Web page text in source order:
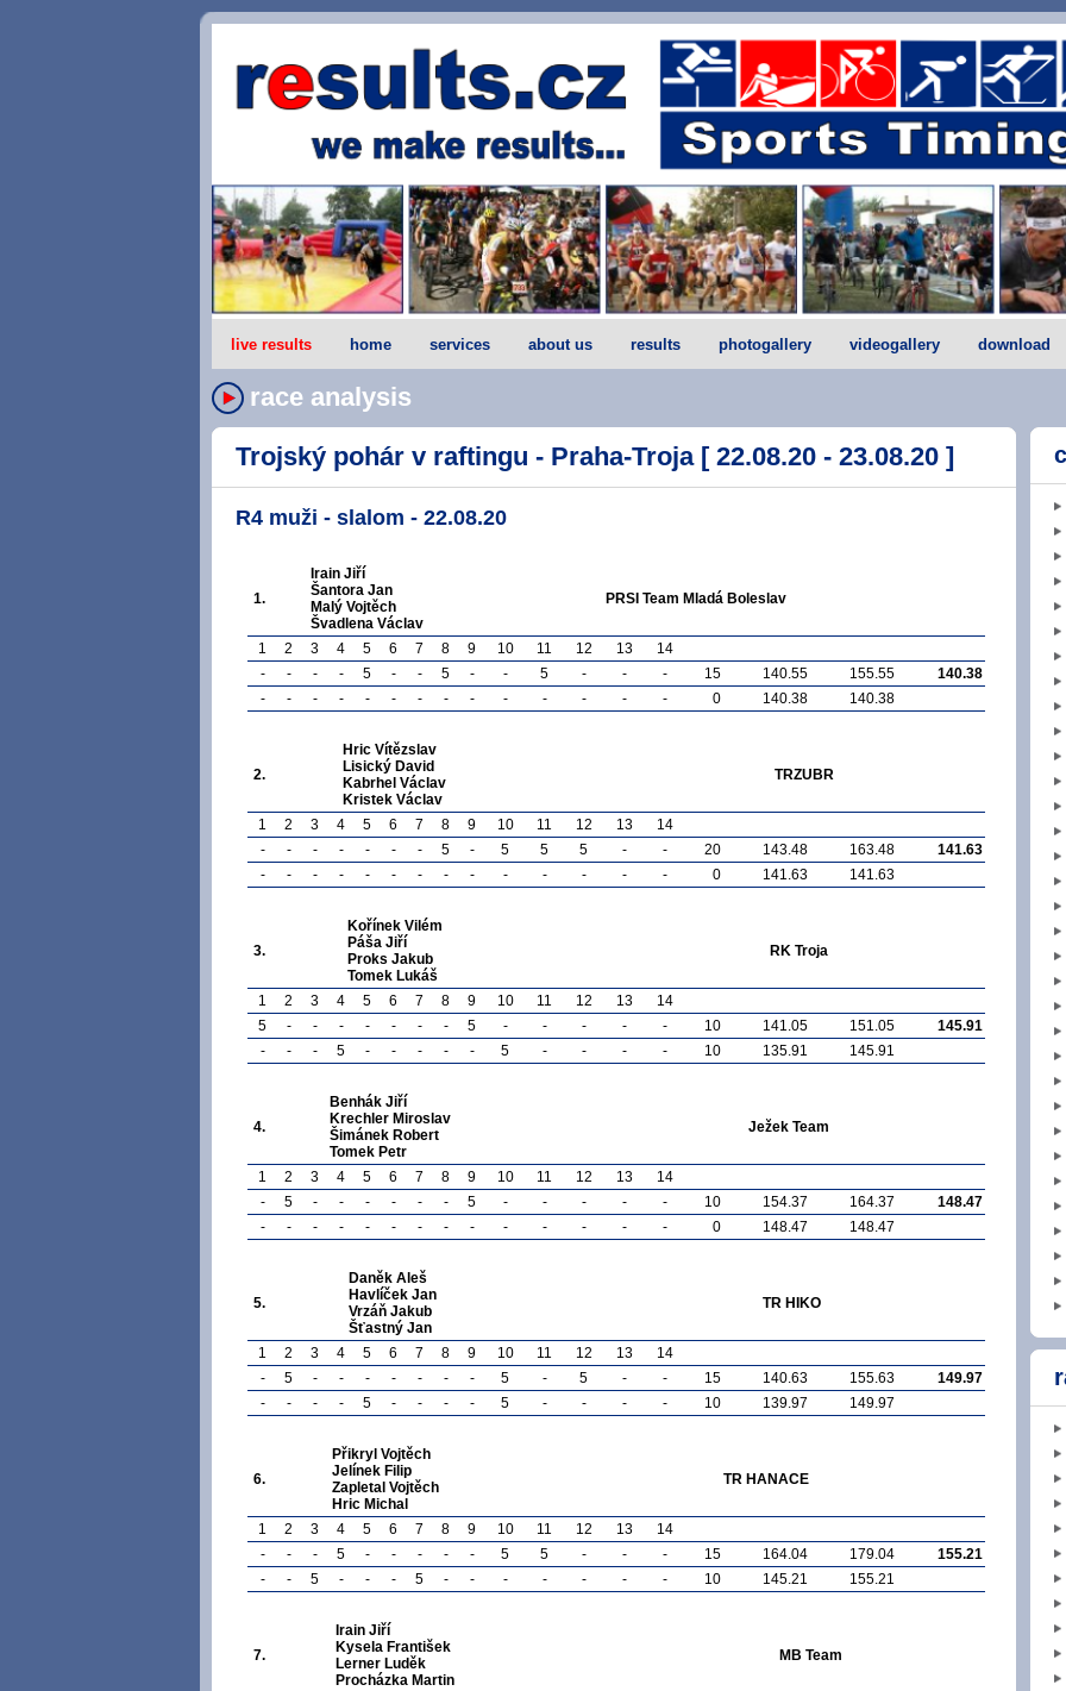
live results home services about us results photogallery videogallery download
race analysis
Trojský pohár v raftingu - Praha-Troja [ 22.08.20 - 23.08.20 ]
R4 muži - slalom - 22.08.20
1.
Irain Jiří
Šantora Jan
Malý Vojtěch
Švadlena Václav
PRSI Team Mladá Boleslav
1 2 3 4 5 6 7 8 9 10 11 12 13
14
-
- - - 5 - - 5 - - 5 - - - 15 140.55 155.55
140.38
-
- - - - - - - - - - - - - 0 140.38 140.38
2.
Hric Vítězslav
Lisický David
Kabrhel Václav
Kristek Václav
TRZUBR
1 2 3 4 5 6 7 8 9 10 11 12 13
14
-
- - - - - - 5 - 5 5 5 - - 20 143.48 163.48
141.63
-
- - - - - - - - - - - - - 0 141.63 141.63
3.
Kořínek Vilém
Páša Jiří
Proks Jakub
Tomek Lukáš
RK Troja
1 2 3 4 5 6 7 8 9 10 11 12 13
14
5
- - - - - - - 5 - - - - - 10 141.05 151.05
145.91
-
- - 5 - - - - - 5 - - - - 10 135.91 145.91
4.
Benhák Jiří
Krechler Miroslav
Šimánek Robert
Tomek Petr
Ježek Team
1 2 3 4 5 6 7 8 9 10 11 12 13
14
-
5 - - - - - - 5 - - - - - 10 154.37 164.37
148.47
-
- - - - - - - - - - - - - 0 148.47 148.47
5.
Daněk Aleš
Havlíček Jan
Vrzáň Jakub
Šťastný Jan
TR HIKO
1 2 3 4 5 6 7 8 9 10 11 12 13
14
-
5 - - - - - - - 5 - 5 - - 15 140.63 155.63
149.97
-
- - - 5 - - - - 5 - - - - 10 139.97 149.97
6.
Přikryl Vojtěch
Jelínek Filip
Zapletal Vojtěch
Hric Michal
TR HANACE
1 2 3 4 5 6 7 8 9 10 11 12 13
14
-
- - 5 - - - - - 5 5 - - - 15 164.04 179.04
155.21
-
- 5 - - - 5 - - - - - - - 10 145.21 155.21
7.
Irain Jiří
Kysela František
Lerner Luděk
Procházka Martin
MB Team